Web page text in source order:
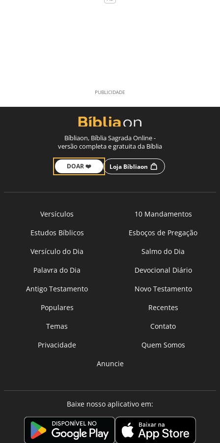
Bíbliaon, Bíblia Sagrada Online -
versão completa e gratuita da Bíblia
DOAR ❤️ Loja Bíbliaon
Versículos
10 Mandamentos
Estudos Bíblicos
Esboços de Pregação
Versículo do Dia
Salmo do Dia
Palavra do Dia
Devocional Diário
Antigo Testamento
Novo Testamento
Populares
Recentes
Temas
Contato
Privacidade
Quem Somos
Anuncie
Baixe nosso aplicativo em: